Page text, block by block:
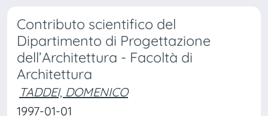
Contributo scientifico del
Dipartimento di Progettazione
dell’Architettura - Facoltà di
Architettura
TADDEI, DOMENICO
1997-01-01